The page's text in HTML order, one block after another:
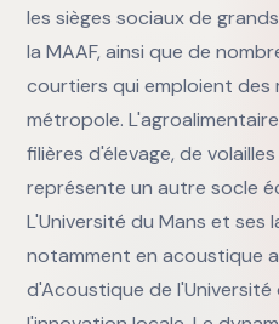
les sièges sociaux de
la MAAF, ainsi que de
courtiers qui emploient des
métropole.
filières d'élevage, de
représente un autre socle
L'Université du Mans et
notamment en acoustique
d'Acoustique de